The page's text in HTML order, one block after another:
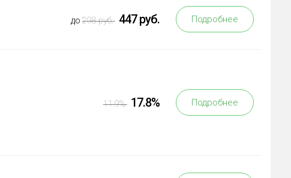
до298 руб. 447 руб. Подробнее
11.9% 17.8% Подробнее